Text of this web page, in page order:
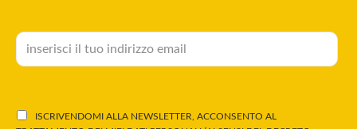
ISCRIVENDOMI ALLA NEWSLETTER, ACCONSENTO AL